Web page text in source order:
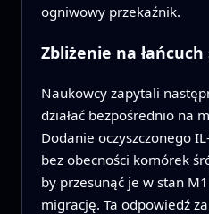
ogniwowy przekaźnik.
Zbliżenie na
Naukowcy zapytali
działać bezpośrednio na
Dodanie oczyszczonego
bez obecności komórek
by przesunąć je w stan
migrację. Ta odpowiedź